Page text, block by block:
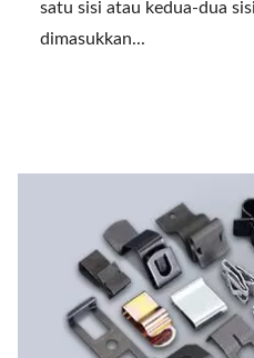
satu sisi atau kedua-dua
dimasukkan...